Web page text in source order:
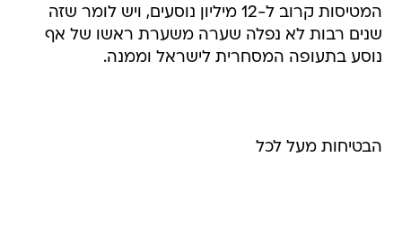
המטיסות קרוב ל-12 מיליון נוסעים, ויש לומר שזה
שנים רבות לא נפלה שערה משערת ראשו של אף
נוסע בתעופה המסחרית לישראל וממנה.
הבטיחות מעל לכל